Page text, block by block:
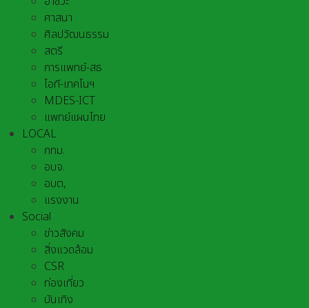
ศาสนา
ศิลปวัฒนธรรม
สตรี
การแพทย์-สธ
ไอที-เทคโนฯ
MDES-ICT
แพทย์แผนไทย
LOCAL
กทม.
อบจ.
อบต,
แรงงาน
Social
ข่าวสังคม
สิ่งแวดล้อม
CSR
ท่องเที่ยว
บันเทิง